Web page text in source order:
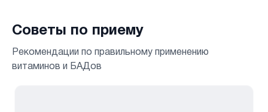
Советы по приему
Рекомендации по правильному применению
витаминов и БАДов